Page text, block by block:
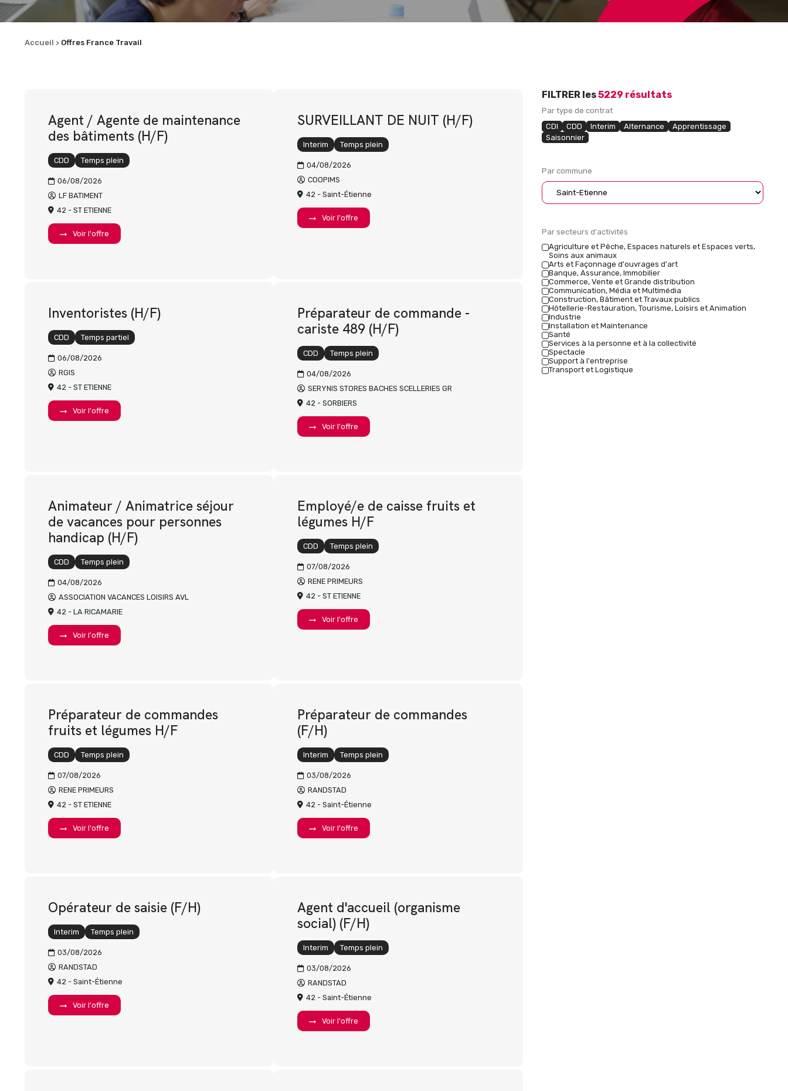
Accueil > Offres France Travail
Agent / Agente de maintenance
des bâtiments (H/F)
CDD Temps plein
06/08/2026
LF BATIMENT
42 - ST ETIENNE
Voir l'offre
SURVEILLANT DE NUIT (H/F)
Interim Temps plein
04/08/2026
COOPIMS
42 - Saint-Étienne
Voir l'offre
Inventoristes (H/F)
CDD Temps partiel
06/08/2026
RGIS
42 - ST ETIENNE
Voir l'offre
Préparateur de commande -
cariste 489 (H/F)
CDD Temps plein
04/08/2026
SERYNIS STORES BACHES SCELLERIES GR
42 - SORBIERS
Voir l'offre
Animateur / Animatrice séjour
de vacances pour personnes
handicap (H/F)
CDD Temps plein
04/08/2026
ASSOCIATION VACANCES LOISIRS AVL
42 - LA RICAMARIE
Voir l'offre
Employé/e de caisse fruits et
légumes H/F
CDD Temps plein
07/08/2026
RENE PRIMEURS
42 - ST ETIENNE
Voir l'offre
Préparateur de commandes
fruits et légumes H/F
CDD Temps plein
07/08/2026
RENE PRIMEURS
42 - ST ETIENNE
Voir l'offre
Préparateur de commandes
(F/H)
Interim Temps plein
03/08/2026
RANDSTAD
42 - Saint-Étienne
Voir l'offre
Opérateur de saisie (F/H)
Interim Temps plein
03/08/2026
RANDSTAD
42 - Saint-Étienne
Voir l'offre
Agent d'accueil (organisme
social) (F/H)
Interim Temps plein
03/08/2026
RANDSTAD
42 - Saint-Étienne
Voir l'offre
FILTRER les5229 résultats
Par type de contrat
CDI
CDD Interim Alternance
Apprentissage
Saisonnier
Par commune
Par secteurs d'activités
Agriculture et Pêche, Espaces naturels et Espaces verts,
Soins aux animaux
Arts et Façonnage d'ouvrages d'art
Banque, Assurance, Immobilier
Commerce, Vente et Grande distribution
Communication, Média et Multimédia
Construction, Bâtiment et Travaux publics
Hôtellerie-Restauration, Tourisme, Loisirs et Animation
Industrie
Installation et Maintenance
Santé
Services à la personne et à la collectivité
Spectacle
Support à l'entreprise
Transport et Logistique